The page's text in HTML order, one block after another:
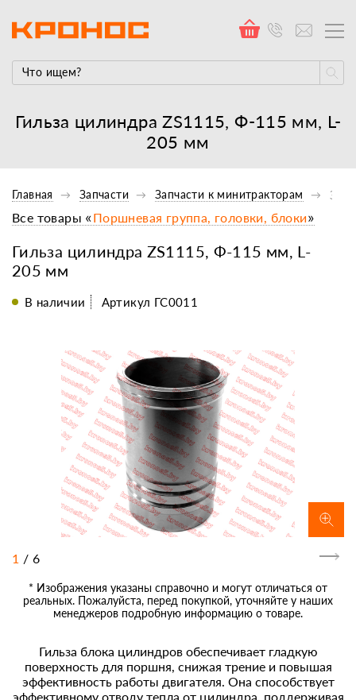
Гильза цилиндра ZS1115, Ф-115 мм, L-
205 мм
Главная Запчасти Запчасти к минитракторам
Гильза цилиндра ZS1115, Ф-115 мм, L-
205 мм
Все товары «Поршневая группа, головки, блоки»
В наличии Артикул ГС0011
1 / 6
* Изображения указаны справочно и могут отличаться от
реальных. Пожалуйста, перед покупкой, уточняйте у наших
менеджеров подробную информацию о товаре.
Гильза блока цилиндров обеспечивает гладкую
поверхность для поршня, снижая трение и повышая
эффективность работы двигателя. Она способствует
эффективному отводу тепла от цилиндра, поддерживая